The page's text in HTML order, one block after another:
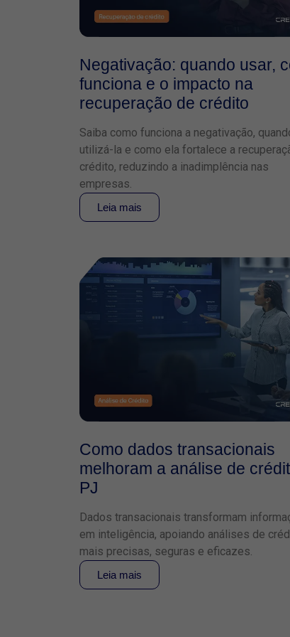
Negativação: quando usar,
funciona e o impacto na
recuperação de crédito
Saiba como funciona a negativação,
utilizá-la e como ela fortalece a
crédito, reduzindo a inadimplência nas
empresas.
Leia mais
Como dados transacionais
melhoram a análise de
PJ
Dados transacionais transformam
em inteligência, apoiando análises de
mais precisas, seguras e eficazes.
Leia mais